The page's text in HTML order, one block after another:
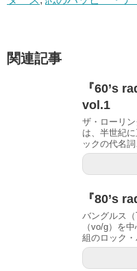
関連記事
『60’s
vol.1
ザ・ローリ
は、半世紀
ックの代名詞
『80’s
バングルス
（vo/g）を
組のロック・